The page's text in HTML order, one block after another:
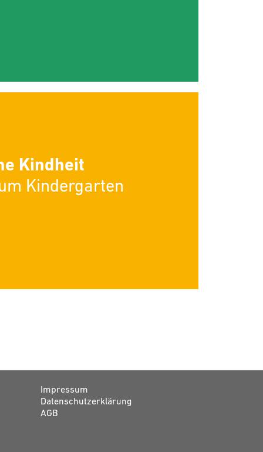
Kindheit
Kindergarten
Impressum
Datenschutzerklärung
AGB